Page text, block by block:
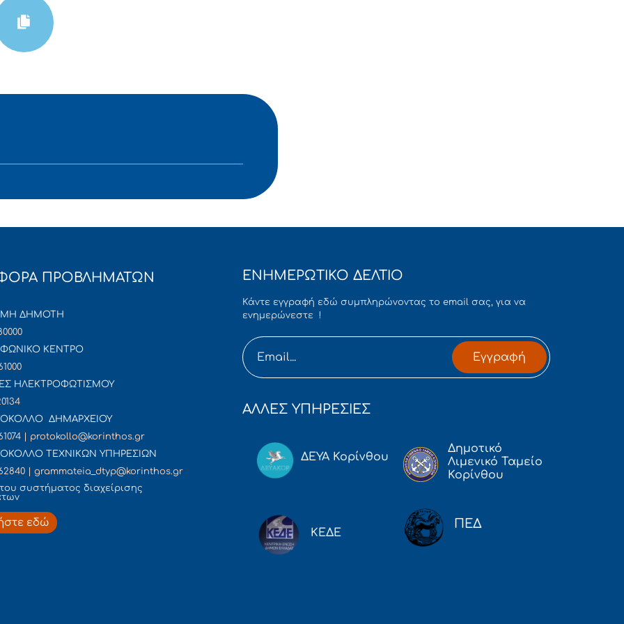
ΠΡΟΒΛΗΜΑΤΩΝ
ΔΗΜΟΤΗ
ΚΕΝΤΡΟ
ΗΛΕΚΤΡΟΦΩΤΙΣΜΟΥ
ΔΗΜΑΡΧΕΙΟΥ
| protokollo@korinthos.gr
ΤΕΧΝΙΚΩΝ ΥΠΗΡΕΣΙΩΝ
| grammateia_dtyp@korinthos.gr
συστήματος διαχείρισης
εδώ
ΕΝΗΜΕΡΩΤΙΚΟ ΔΕΛΤΙΟ
Κάντε εγγραφή εδώ συμπληρώνοντας το email σας, για να
ενημερώνεστε !
Εγγραφή
ΑΛΛΕΣ ΥΠΗΡΕΣΙΕΣ
ΔΕΥΑ Κορίνθου
Δημοτικό
Λιμενικό Ταμείο
Κορίνθου
ΚΕΔΕ
ΠΕΔ